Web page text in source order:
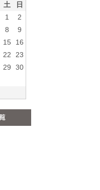
土 日
1
2
8
9
15
16
22
23
29
30